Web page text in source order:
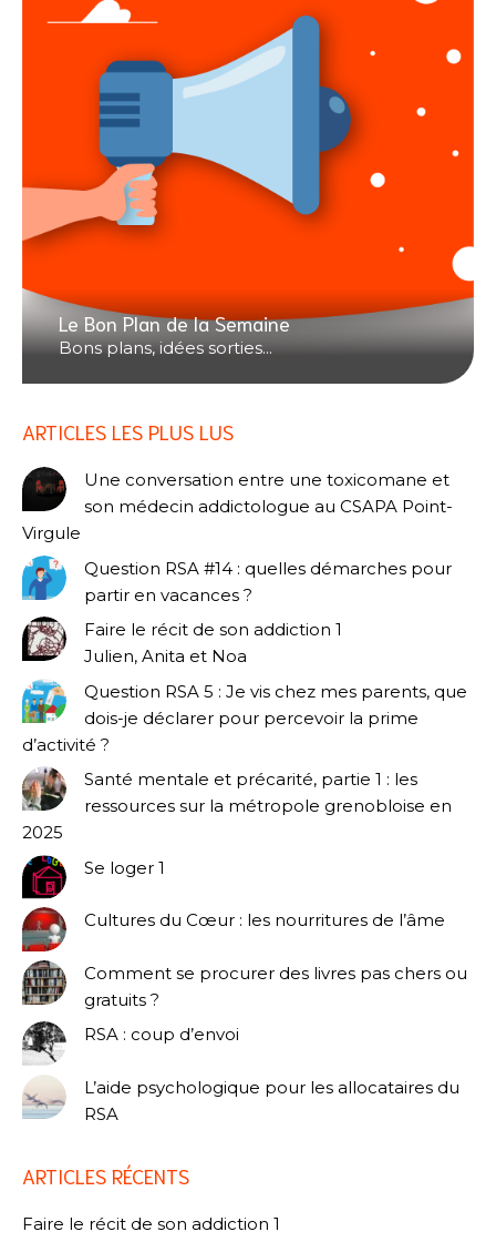
Le Bon Plan de la Semaine
Bons plans, idées sorties...
ARTICLES LES PLUS LUS
Une conversation entre une toxicomane et
son médecin addictologue au CSAPA Point-
Virgule
Question RSA #14 : quelles démarches pour
partir en vacances ?
Faire le récit de son addiction 1
Julien, Anita et Noa
Question RSA 5 : Je vis chez mes parents, que
dois-je déclarer pour percevoir la prime
d’activité ?
Santé mentale et précarité, partie 1 : les
ressources sur la métropole grenobloise en
2025
Se loger 1
Cultures du Cœur : les nourritures de l’âme
Comment se procurer des livres pas chers ou
gratuits ?
RSA : coup d’envoi
L’aide psychologique pour les allocataires du
RSA
ARTICLES RÉCENTS
Faire le récit de son addiction 1